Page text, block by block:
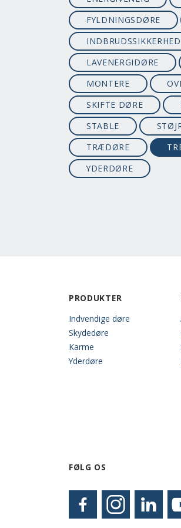
FYLDNINGSDØRE
INDBRUDSSIKKERHED
LAVENERGIDØRE
MONTERE
SKIFTE DØRE
STABLE
TRÆDØRE
YDERDØRE
PRODUKTER
Indvendige døre
Skydedøre
Karme
Yderdøre
FØLG OS